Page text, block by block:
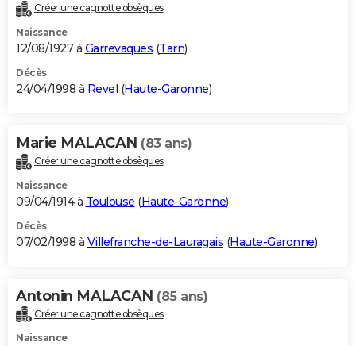
Créer une cagnotte obsèques
Naissance
12/08/1927 à Garrevaques (Tarn)
Décès
24/04/1998 à Revel (Haute-Garonne)
Marie MALACAN (83 ans)
Créer une cagnotte obsèques
Naissance
09/04/1914 à Toulouse (Haute-Garonne)
Décès
07/02/1998 à Villefranche-de-Lauragais (Haute-Garonne)
Antonin MALACAN (85 ans)
Créer une cagnotte obsèques
Naissance